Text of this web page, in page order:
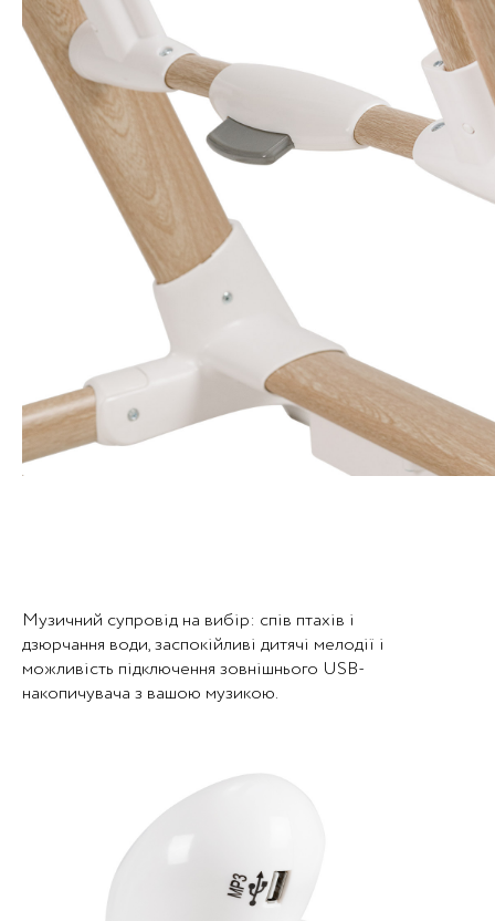
Музичний супровід на вибір: спів птахів і
дзюрчання води, заспокійливі дитячі мелодії і
можливість підключення зовнішнього USB-
накопичувача з вашою музикою.